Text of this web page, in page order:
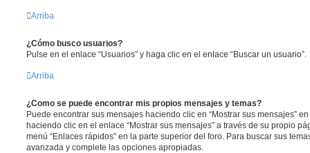
Arriba
¿Cómo busco usuarios?
Pulse en el enlace “Usuarios” y haga clic en el enlace “Buscar un usuario”.
Arriba
¿Como se puede encontrar mis propios mensajes y temas?
Puede encontrar sus mensajes haciendo clic en “Mostrar sus mensajes”
haciendo clic en el enlace “Mostrar sus mensajes” a través de su propio
menú “Enlaces rápidos” en la parte superior del foro. Para buscar sus
avanzada y complete las opciones apropiadas.